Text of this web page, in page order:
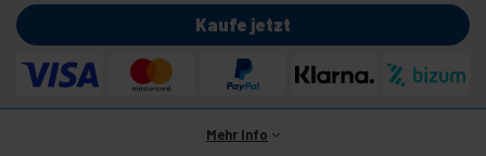
Kaufe jetzt
Mehr Info